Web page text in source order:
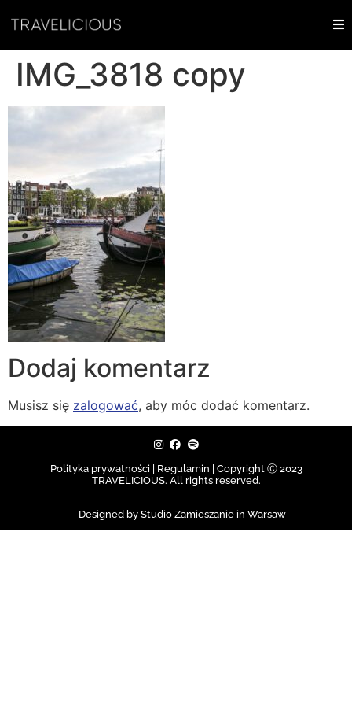
IMG_3818 copy
Dodaj komentarz
Musisz się zalogować, aby móc dodać komentarz.
Polityka prywatności | Regulamin | Copyright Ⓒ 2023
TRAVELICIOUS. All rights reserved.
Designed by Studio Zamieszanie in Warsaw